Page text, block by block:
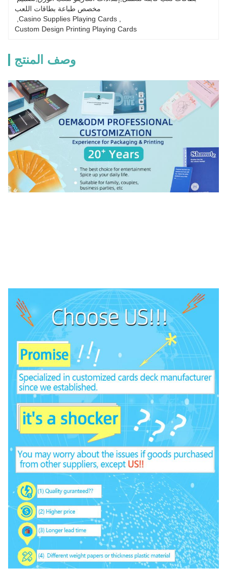
مخصص طباعة بطاقات اللعب
Casino Supplies Playing Cards
Custom Design Printing Playing Cards
وصف المنتج